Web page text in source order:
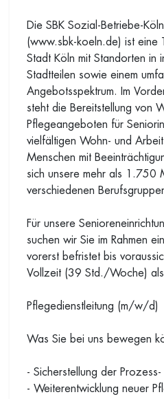
Die SBK Sozial-Betriebe-
(www.sbk-koeln.de) ist eine
Stadt Köln mit Standorten in
Stadtteilen sowie einem
Angebotsspektrum. Im
steht die Bereitstellung von
Pflegeangeboten für
vielfältigen Wohn- und
Menschen mit
sich unsere mehr als 1.750
verschiedenen
Für unsere
suchen wir Sie im Rahmen
vorerst befristet bis
Vollzeit (39 Std./Woche) als
Pflegedienstleitung (m/w/d)
Was Sie bei uns bewegen
- Sicherstellung der
- Weiterentwicklung neuer